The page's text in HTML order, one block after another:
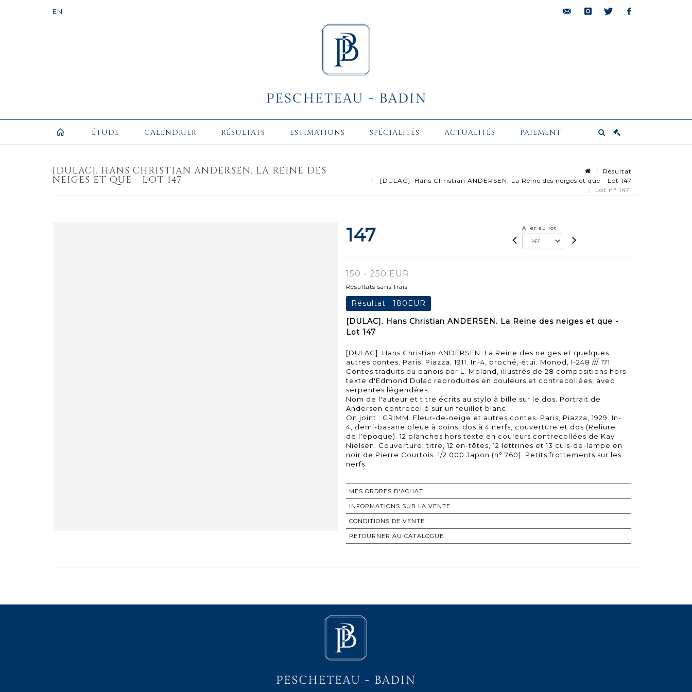
ÉTUDE CALENDRIER RÉSULTATS ESTIMATIONS SPÉCIALITÉS ACTUALITÉS PAIEMENT
[DULAC]. HANS CHRISTIAN ANDERSEN. LA REINE DES
NEIGES ET QUE - LOT 147
Résultat
[DULAC]. Hans Christian ANDERSEN. La Reine des neiges et que - Lot 147
Lot n° 147
147 Aller au lot
150 - 250 EUR
Résultats sans frais
Résultat : 180EUR
[DULAC]. Hans Christian ANDERSEN. La Reine des neiges et que -
Lot 147
[DULAC]. Hans Christian ANDERSEN. La Reine des neiges et quelques
autres contes. Paris, Piazza, 1911. In-4, broché, étui. Monod, I-248 /// 171
Contes traduits du danois par L. Moland, illustrés de 28 compositions hors
texte d'Edmond Dulac reproduites en couleurs et contrecollées, avec
serpentes légendées.
Nom de l'auteur et titre écrits au stylo à bille sur le dos. Portrait de
Andersen contrecollé sur un feuillet blanc.
On joint : GRIMM. Fleur-de-neige et autres contes. Paris, Piazza, 1929. In-
4, demi-basane bleue à coins, dos à 4 nerfs, couverture et dos (Reliure
de l'époque). 12 planches hors texte en couleurs contrecollées de Kay
Nielsen. Couverture, titre, 12 en-têtes, 12 lettrines et 13 culs-de-lampe en
noir de Pierre Courtois. 1/2.000 Japon (n° 760). Petits frottements sur les
nerfs.
MES ORDRES D'ACHAT
INFORMATIONS SUR LA VENTE
CONDITIONS DE VENTE
RETOURNER AU CATALOGUE